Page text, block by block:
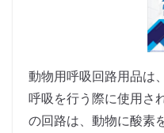
動物用呼吸回路用品は
呼吸を行う際に使用さ
の回路は、動物に酸素